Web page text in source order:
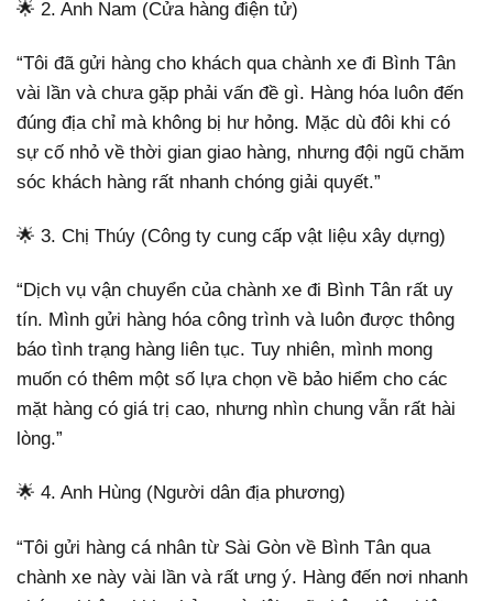
🌟 2. Anh Nam (Cửa hàng điện tử)
“Tôi đã gửi hàng cho khách qua chành xe đi Bình Tân
vài lần và chưa gặp phải vấn đề gì. Hàng hóa luôn đến
đúng địa chỉ mà không bị hư hỏng. Mặc dù đôi khi có
sự cố nhỏ về thời gian giao hàng, nhưng đội ngũ chăm
sóc khách hàng rất nhanh chóng giải quyết.”
🌟 3. Chị Thúy (Công ty cung cấp vật liệu xây dựng)
“Dịch vụ vận chuyển của chành xe đi Bình Tân rất uy
tín. Mình gửi hàng hóa công trình và luôn được thông
báo tình trạng hàng liên tục. Tuy nhiên, mình mong
muốn có thêm một số lựa chọn về bảo hiểm cho các
mặt hàng có giá trị cao, nhưng nhìn chung vẫn rất hài
lòng.”
🌟 4. Anh Hùng (Người dân địa phương)
“Tôi gửi hàng cá nhân từ Sài Gòn về Bình Tân qua
chành xe này vài lần và rất ưng ý. Hàng đến nơi nhanh